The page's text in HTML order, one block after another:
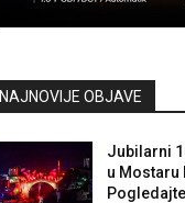
NAJNOVIJE OBJAVE
Jubilarni
u Mostaru